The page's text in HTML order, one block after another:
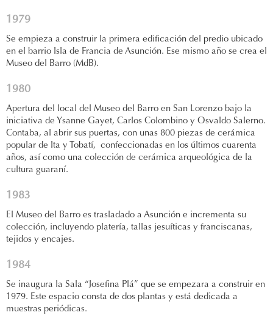
1979
Se empieza a construir la primera edificación del predio ubicado
en el barrio Isla de Francia de Asunción. Ese mismo año se crea el
Museo del Barro (MdB).
1980
Apertura del local del Museo del Barro en San Lorenzo bajo la
iniciativa de Ysanne Gayet, Carlos Colombino y Osvaldo Salerno.
Contaba, al abrir sus puertas, con unas 800 piezas de cerámica
popular de Ita y Tobatí, confeccionadas en los últimos cuarenta
años, así como una colección de cerámica arqueológica de la
cultura guaraní.
1983
El Museo del Barro es trasladado a Asunción e incrementa su
colección, incluyendo platería, tallas jesuíticas y franciscanas,
tejidos y encajes.
1984
Se inaugura la Sala “Josefina Plá” que se empezara a construir en
1979. Este espacio consta de dos plantas y está dedicada a
muestras periódicas.